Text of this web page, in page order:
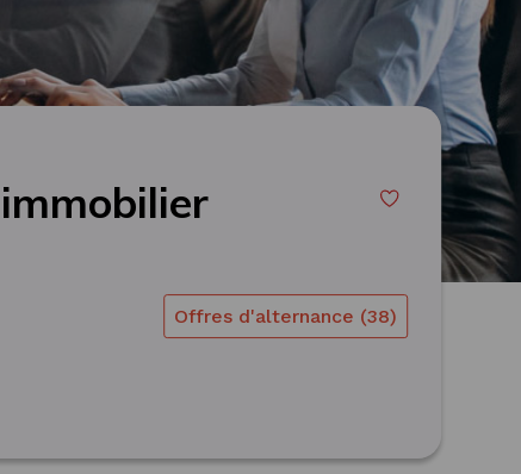
Offres d'alternance (38)